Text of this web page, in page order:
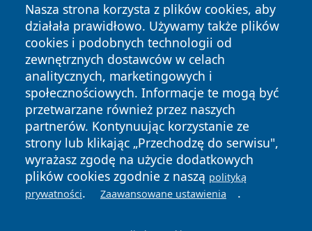
Nasza strona korzysta z plików cookies, aby
działała prawidłowo. Używamy także plików
cookies i podobnych technologii od
zewnętrznych dostawców w celach
analitycznych, marketingowych i
społecznościowych. Informacje te mogą być
przetwarzane również przez naszych
partnerów. Kontynuując korzystanie ze
strony lub klikając „Przechodzę do serwisu",
wyrażasz zgodę na użycie dodatkowych
plików cookies zgodnie z naszą polityką
prywatności. Zaawansowane ustawienia .
Copyright © 2026 faktybytom.pl Wszystkie prawa zastrzeżone.
News Autorzy
Polityka
Prywatności
Polityka
Cookies